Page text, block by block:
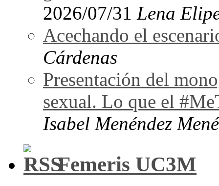
2026/07/31 Lena
Acechando el
Cárdenas
Presentación del
sexual. Lo que el
Isabel Menéndez
Femeris UC3M